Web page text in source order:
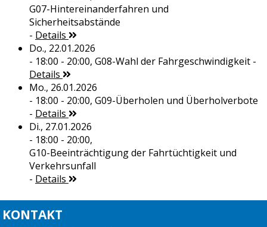
G07-Hintereinanderfahren und
Sicherheitsabstände
- Details
Do., 22.01.2026
- 18:00 - 20:00, G08-Wahl der Fahrgeschwindigkeit-
Details
Mo., 26.01.2026
- 18:00 - 20:00, G09-Überholen und Überholverbote
- Details
Di., 27.01.2026
- 18:00 - 20:00,
G10-Beeinträchtigung der Fahrtüchtigkeit und
Verkehrsunfall
- Details
KONTAKT